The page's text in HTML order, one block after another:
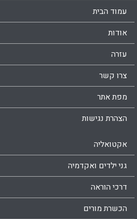
עמוד הבית
אודות
עזרה
צרו קשר
מפת אתר
הצהרת נגישות
אקטואליה
גני ילדים ואקדמיה
דרכי הוראה
הכשרת מורים